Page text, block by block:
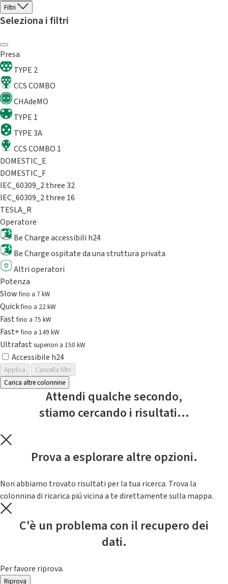
Filtri
Seleziona i filtri
Presa
TYPE 2
CCS COMBO
CHAdeMO
TYPE 1
TYPE 3A
CCS COMBO 1
DOMESTIC_E
DOMESTIC_F
IEC_60309_2 three 32
IEC_60309_2 three 16
TESLA_R
Operatore
Be Charge accessibili h24
Be Charge ospitate da una struttura privata
Altri operatori
Potenza
Slowfino a 7 kW
Quickfino a 22 kW
Fastfino a 75 kW
Fast+fino a 149 kW
Ultrafast superiori a 150 kW
Accessibile h24
Applica
Cancella filtri
Carica altre colonnine
Attendi qualche secondo,
stiamo cercando i risultati...
Prova a esplorare altre opzioni.
Non abbiamo trovato risultati per la tua ricerca. Trova la
colonnina di ricarica piú vicina a te direttamente sulla mappa.
C'è un problema con il recupero dei
dati.
Per favore riprova.
Riprova